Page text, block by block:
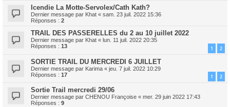
Icendie La Motte-Servolex/Cath Kath?
Dernier message par Khat « sam. 23 juil. 2022 15:36
Réponses : 2
TRAIL DES PASSERELLES du 2 au 10 juillet 2022
Dernier message par Khat « lun. 11 juil. 2022 20:35
Réponses : 13 1 2
SORTIE TRAIL DU MERCREDI 6 JUILLET
Dernier message par Karima « jeu. 7 juil. 2022 10:29
Réponses : 17 1 2
Sortie Trail mercredi 29/06
Dernier message par CHENOU Françoise « mer. 29 juin 2022 17:43
Réponses : 9